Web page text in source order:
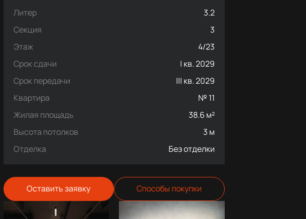
Литер
3.2
Секция
3
Этаж
4/23
Срок сдачи
I кв. 2029
Срок передачи
III кв. 2029
Квартира
№ 11
Жилая площадь
38.6 м²
Высота потолков
3 м
Отделка
Без отделки
Оставить заявку Способы покупки